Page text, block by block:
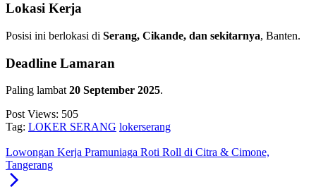
Lokasi Kerja
Posisi ini berlokasi di Serang, Cikande, dan sekitarnya, Banten.
Deadline Lamaran
Paling lambat20 September 2025.
Post Views: 505
Tag: LOKER SERANG lokerserang
Lowongan Kerja Pramuniaga Roti Roll di Citra & Cimone,
Tangerang